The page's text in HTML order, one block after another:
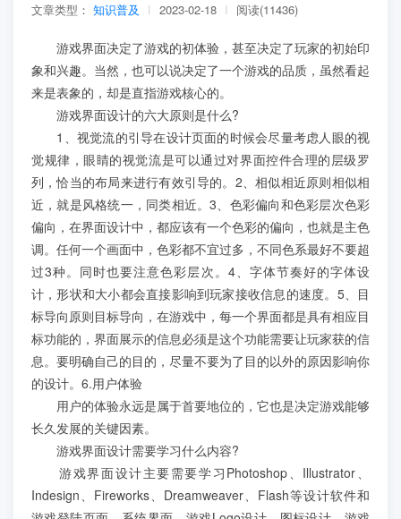
师资团队
项目库
学员案例
人才培养
教育创新产品
关于我们
文章类型： 知识普及 | 2023-02-18 | 阅读(11436)
游戏界面决定了游戏的初体验，甚至决定了玩家的初始印
象和兴趣。当然，也可以说决定了一个游戏的品质，虽然看起
来是表象的，却是直指游戏核心的。
游戏界面设计的六大原则是什么?
1、视觉流的引导在设计页面的时候会尽量考虑人眼的视
觉规律，眼睛的视觉流是可以通过对界面控件合理的层级罗
列，恰当的布局来进行有效引导的。2、相似相近原则相似相
近，就是风格统一，同类相近。3、色彩偏向和色彩层次色彩
偏向，在界面设计中，都应该有一个色彩的偏向，也就是主色
调。任何一个画面中，色彩都不宜过多，不同色系最好不要超
过3种。同时也要注意色彩层次。4、字体节奏好的字体设
计，形状和大小都会直接影响到玩家接收信息的速度。5、目
标导向原则目标导向，在游戏中，每一个界面都是具有相应目
标功能的，界面展示的信息必须是这个功能需要让玩家获的信
息。要明确自己的目的，尽量不要为了目的以外的原因影响你
的设计。6.用户体验
用户的体验永远是属于首要地位的，它也是决定游戏能够
长久发展的关键因素。
游戏界面设计需要学习什么内容?
游戏界面设计主要需要学习Photoshop、Illustrator、
Indesign、Fireworks、Dreamweaver、Flash等设计软件和